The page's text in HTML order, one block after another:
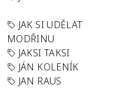
JAK SI UDĚLAT
MODŘINU
JAKSI TAKSI
JÁN KOLENÍK
JAN RAUS